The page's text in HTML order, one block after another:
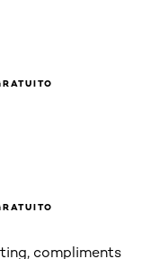
compliments